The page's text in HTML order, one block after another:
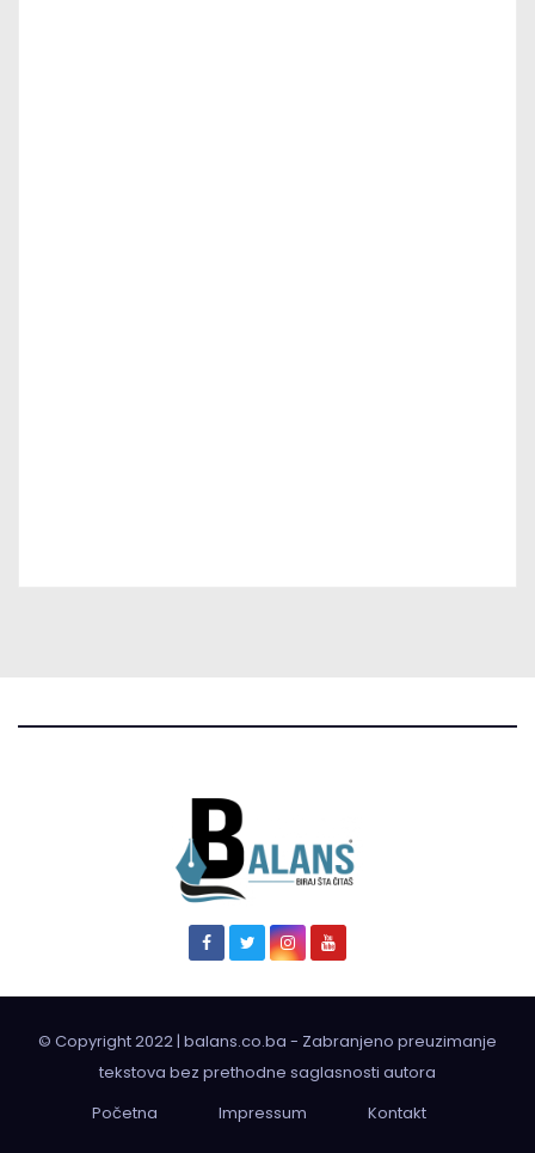
© Copyright 2022 | balans.co.ba - Zabranjeno preuzimanje
tekstova bez prethodne saglasnosti autora
Početna
Impressum Kontakt